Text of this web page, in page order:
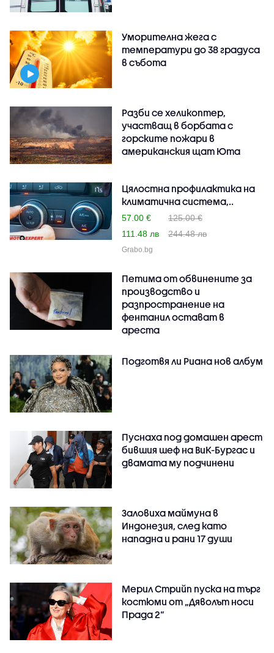
Уморителна жега с
температури до 38 градуса
в събота
Разби се хеликоптер,
участващ в борбата с
горските пожари в
американския щат Юта
Цялостна профилактика на
климатична система,..
57.00 €
125.00 €
111.48 лв
244.48 лв
Grabo.bg
Петима от обвинените за
производство и
разпространение на
фентанил остават в
ареста
Подготвя ли Риана нов албум
Пуснаха под домашен арест
бившия шеф на ВиК-Бургас и
двамата му подчинени
Заловиха маймуна в
Индонезия, след като
нападна и рани 17 души
Мерил Стрийп пуска на търг
костюми от „Дяволът носи
Прада 2“